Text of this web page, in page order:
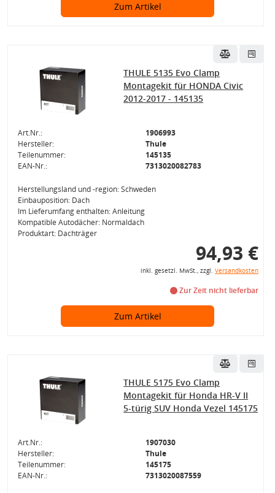
Zum Artikel
THULE 5135 Evo Clamp
Montagekit für HONDA Civic
2012-2017 - 145135
Art.Nr.:
1906993
Hersteller:
Thule
Teilenummer:
145135
EAN-Nr.:
7313020082783
Herstellungsland und -region: Schweden
Einbauposition: Dach
Im Lieferumfang enthalten: Anleitung
Kompatible Autodächer: Normaldach
Produktart: Dachträger
94,93 €
inkl. gesetzl. MwSt., zzgl. Versandkosten
Zur Zeit nicht lieferbar
Zum Artikel
THULE 5175 Evo Clamp
Montagekit für Honda HR-V II
5-türig SUV Honda Vezel 145175
Art.Nr.:
1907030
Hersteller:
Thule
Teilenummer:
145175
EAN-Nr.:
7313020087559